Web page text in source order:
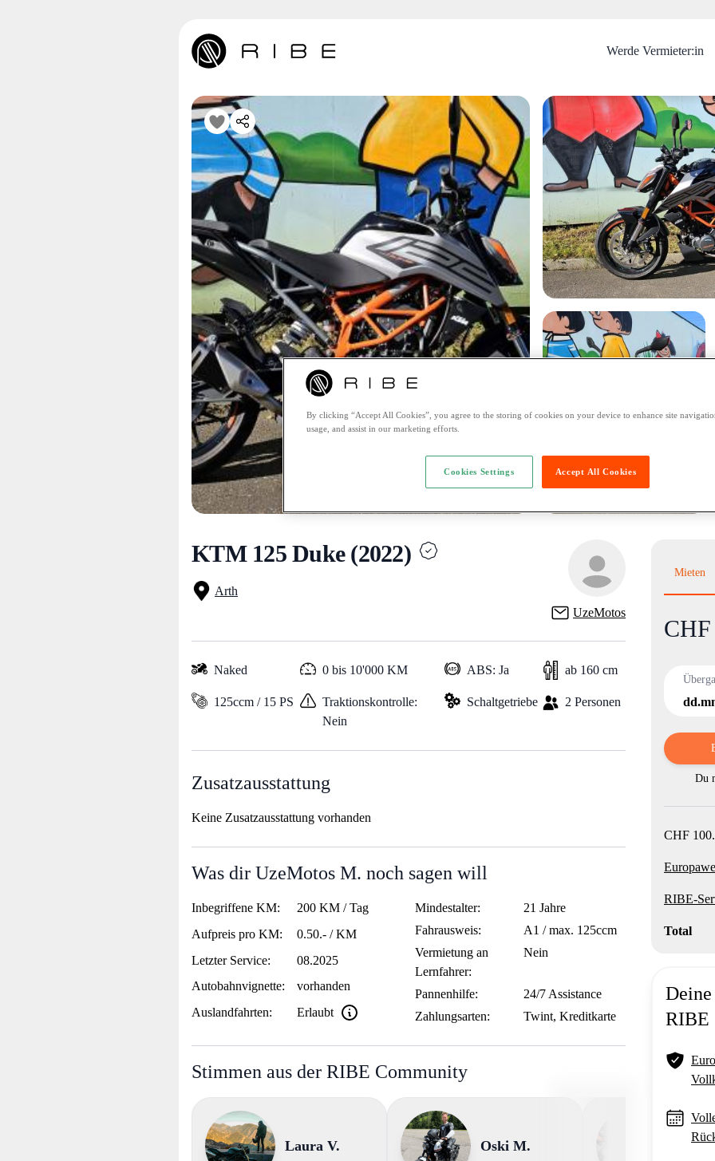
Werde Vermieter:in
KTM 125 Duke (2022)
Arth
UzeMotos
Mieten
Product
Du
CHF
RIBE-
Total
RIBE
Naked 0 bis 10'000 KM ABS: Ja ab 160 cm
125ccm / 15 PS
Traktionskontrolle:
Nein
Schaltgetriebe 2 Personen
Zusatzausstattung
Keine Zusatzausstattung vorhanden
Was dir UzeMotos M. noch sagen will
Inbegriffene KM:
200 KM / Tag
Aufpreis pro KM:
0.50.- / KM
Letzter Service:
08.2025
Autobahnvignette:
vorhanden
Auslandfahrten:
Erlaubt
Mindestalter:
21 Jahre
Fahrausweis:
A1 / max. 125ccm
Vermietung an
Lernfahrer:
Nein
Pannenhilfe:
24/7 Assistance
Zahlungsarten:
Twint, Kreditkarte
Stimmen aus der RIBE Community
Laura V. Oski M.
By clicking “Accept All Cookies”, you agree to the storing of cookies on your device to enhance site
usage, and assist in our marketing efforts.
Accept All Cookies
Cookies Settings